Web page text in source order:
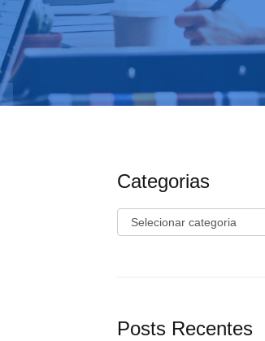
Categorias
Categorias
Posts Recentes